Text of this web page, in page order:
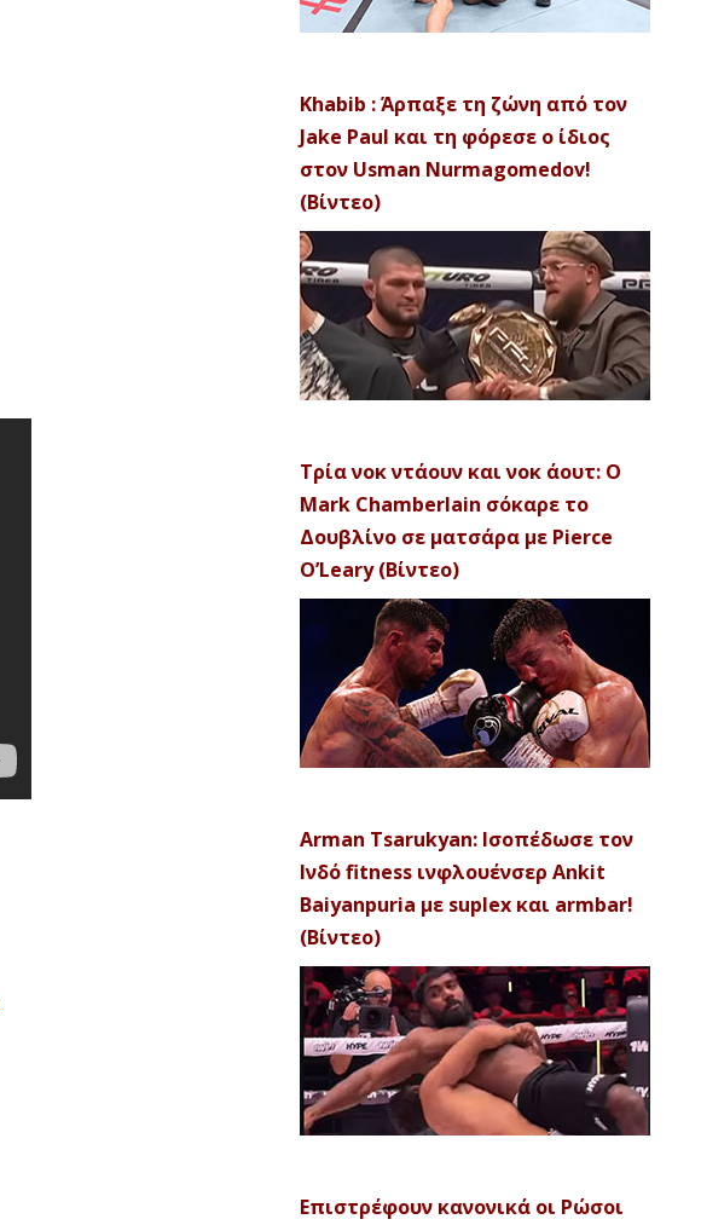
Khabib : Άρπαξε τη ζώνη από τον
Jake Paul και τη φόρεσε ο ίδιος
στον Usman Nurmagomedov!
(Βίντεο)
Τρία νοκ ντάουν και νοκ άουτ: Ο
Mark Chamberlain σόκαρε το
Δουβλίνο σε ματσάρα με Pierce
O’Leary (Βίντεο)
Arman Tsarukyan: Ισοπέδωσε τον
Ινδό fitness ινφλουένσερ Ankit
Baiyanpuria με suplex και armbar!
(Βίντεο)
Επιστρέφουν κανονικά οι Ρώσοι